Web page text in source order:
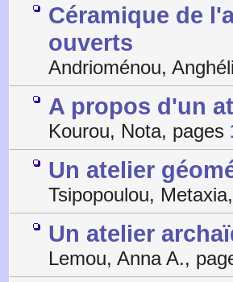
Céramique de
ouverts
Andrioménou,
A propos d'un
Kourou, Nota, pages
Un atelier
Tsipopoulou,
Un atelier
Lemou, Anna A.,